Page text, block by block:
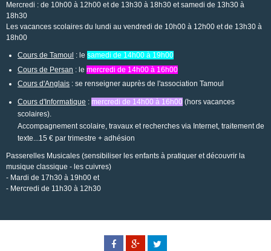
Mercredi : de 10h00 à 12h00 et de 13h30 à 18h30 et samedi de 13h30 à
18h30
Les vacances scolaires du lundi au vendredi de 10h00 à 12h00 et de 13h30 à
18h00
Cours de Tamoul : lesamedi de 14h00 à 19h00
Cours de Persan : lemercredi de 14h00 à 16h00
Cours d'Anglais : se renseigner auprès de l'association Tamoul
Cours d'Informatique : mercredi de 14h00 à 16h00 (hors vacances
scolaires).
Accompagnement scolaire, travaux et recherches via Internet, traitement de
texte...15 € par trimestre + adhésion
Passerelles Musicales (sensibiliser les enfants à pratiquer et découvrir la
musique classique - les cuivres)
- Mardi de 17h30 à 19h00 et
- Mercredi de 11h30 à 12h30